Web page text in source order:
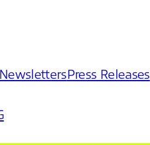
NewslettersPress Releases